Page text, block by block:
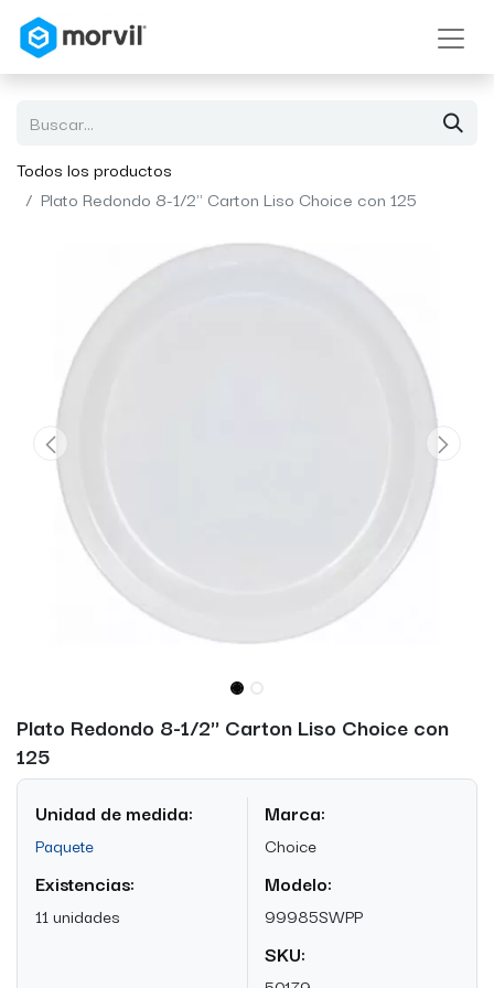
Todos los productos
Plato Redondo 8-1/2'' Carton Liso Choice con 125
Plato Redondo 8-1/2'' Carton Liso Choice con
125
Unidad de medida:
Paquete
Existencias:
11 unidades
Marca:
Choice
Modelo:
99985SWPP
SKU: